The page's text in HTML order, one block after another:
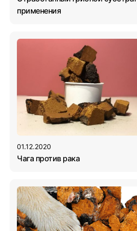
применения
01.12.2020
Чага против рака